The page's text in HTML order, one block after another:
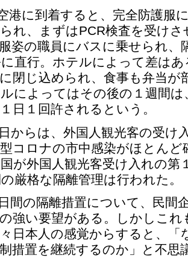
港に到着すると、完全防護服
れ、まずはPCR検査を受け
姿の職員にバスに乗せられ、
直行。ホテルによって差は
閉じ込められ、食事も弁当が
によってはその後の１週間
日１回許されるという。
からは、外国人観光客の受け
コロナの市中感染がほとん
が外国人観光客受け入れの第
厳格な隔離管理は行われた。
間の隔離措置について、民間
強い要望がある。しかしこ
日本人の感覚からすると、
措置を継続するのか」と不思